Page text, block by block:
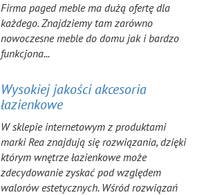
Firma paged meble ma dużą ofertę dla
każdego. Znajdziemy tam zarówno
nowoczesne meble do domu jak i bardzo
funkcjona...
Wysokiej jakości akcesoria
łazienkowe
W sklepie internetowym z produktami
marki Rea znajdują się rozwiązania, dzięki
którym wnętrze łazienkowe może
zdecydowanie zyskać pod względem
walorów estetycznych. Wśród rozwiązań